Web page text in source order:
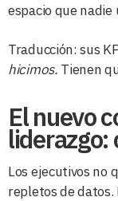
espacio que
Traducción: sus
hicimos. Tienen
El nuevo
liderazgo:
Los ejecutivos no
repletos de datos.